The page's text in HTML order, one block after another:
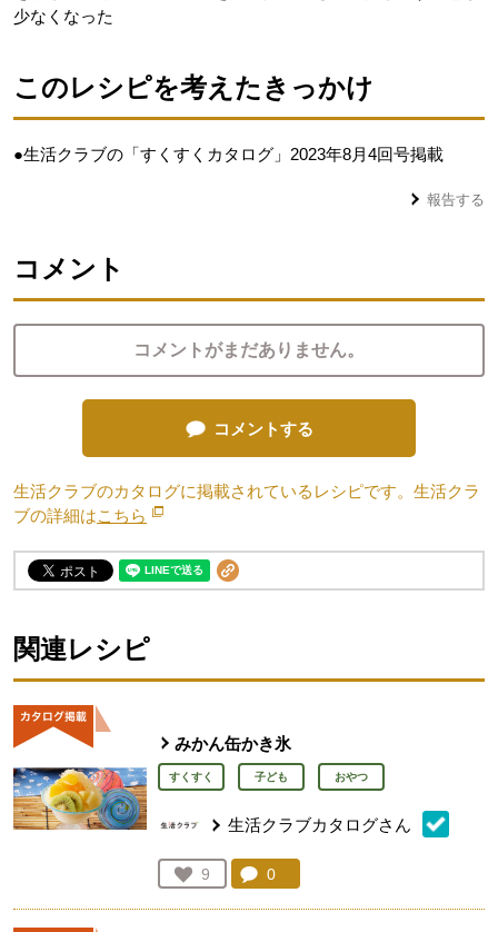
少なくなった
このレシピを考えたきっかけ
●生活クラブの「すくすくカタログ」2023年8月4回号掲載
報告する
コメント
コメントがまだありません。
コメントする
生活クラブのカタログに掲載されているレシピです。生活クラ
ブの詳細はこちら 別のウィンドウで開きます。
関連レシピ
みかん缶かき氷
すくすく 子ども おやつ
生活クラブカタログさん
お気に入り登録：
9
人が登録
コメント：
0